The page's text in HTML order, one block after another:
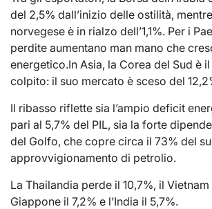
del 2,5% dall’inizio delle ostilità,
norvegese è in rialzo dell’1,1%. Per i
perdite aumentano man mano che
energetico.In Asia, la Corea del Sud è
colpito: il suo mercato è sceso del
Il ribasso riflette sia l’ampio deficit
pari al 5,7% del PIL, sia la forte
del Golfo, che copre circa il 73% del
approvvigionamento di petrolio.
La Thailandia perde il 10,7%, il Vietnam
Giappone il 7,2% e l’India il 5,7%.